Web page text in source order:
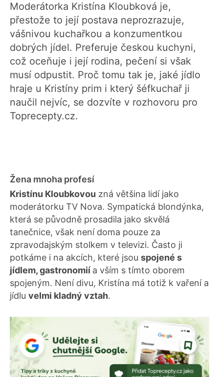
Moderátorka Kristína Kloubková je,
přestože to její postava neprozrazuje,
vášnivou kuchařkou a konzumentkou
dobrých jídel. Preferuje českou kuchyni,
což oceňuje i její rodina, pečení si však
musí odpustit. Proč tomu tak je, jaké jídlo
hraje u Kristíny prim i který šéfkuchař ji
naučil nejvíc, se dozvíte v rozhovoru pro
Toprecepty.cz.
Žena mnoha profesí
Kristínu Kloubkovou zná většina lidí jako
moderátorku TV Nova. Sympatická blondýnka,
která se původně prosadila jako skvělá
tanečnice, však není doma pouze za
zpravodajským stolkem v televizi. Často ji
potkáme i na akcích, které jsou spojené s
jídlem, gastronomií a vším s tímto oborem
spojeným. Není divu, Kristína má totiž k vaření a
jídlu velmi kladný vztah.